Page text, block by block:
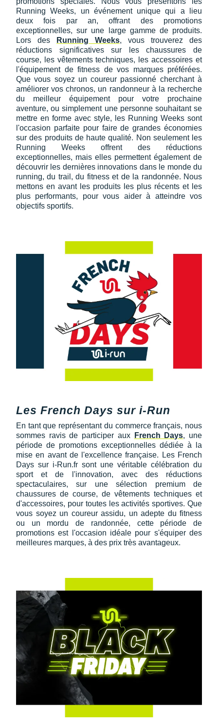
Running Weeks, un événement unique qui a lieu
deux fois par an, offrant des promotions
exceptionnelles, sur une large gamme de produits.
Lors des
Running Weeks, vous trouverez des
réductions significatives sur les chaussures de
course, les vêtements techniques, les accessoires et
l'équipement de fitness de vos marques préférées.
Que vous soyez un coureur passionné cherchant à
améliorer vos chronos, un randonneur à la recherche
du meilleur équipement pour votre prochaine
aventure, ou simplement une personne souhaitant se
mettre en forme avec style, les Running Weeks sont
l'occasion parfaite pour faire de grandes économies
sur des produits de haute qualité. Non seulement les
Running Weeks offrent des réductions
exceptionnelles, mais elles permettent également de
découvrir les dernières innovations dans le monde du
running, du trail, du fitness et de la randonnée. Nous
mettons en avant les produits les plus récents et les
plus performants, pour vous aider à atteindre vos
objectifs sportifs.
Les French Days sur i-Run
En tant que représentant du commerce français, nous
sommes ravis de participer aux
French Days, une
période de promotions exceptionnelles dédiée à la
mise en avant de l'excellence française. Les French
Days sur i-Run.fr sont une véritable célébration du
sport et de l'innovation, avec des réductions
spectaculaires, sur une sélection premium de
chaussures de course, de vêtements techniques et
d'accessoires, pour toutes les activités sportives. Que
vous soyez un coureur assidu, un adepte du fitness
ou un mordu de randonnée, cette période de
promotions est l'occasion idéale pour s'équiper des
meilleures marques, à des prix très avantageux.